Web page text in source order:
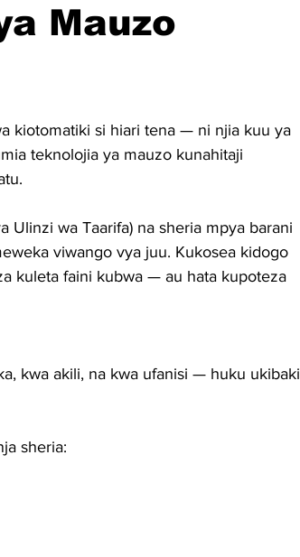
Mauzo
kiotomatiki si hiari tena — ni njia kuu ya
teknolojia ya mauzo kunahitaji
Ulinzi wa Taarifa) na sheria mpya barani
viwango vya juu. Kukosea kidogo
kuleta faini kubwa — au hata kupoteza
kwa akili, na kwa ufanisi — huku ukibaki
sheria: